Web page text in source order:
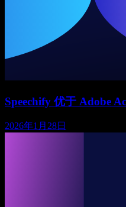
Speechify 优于 Adobe
2026年1月28日